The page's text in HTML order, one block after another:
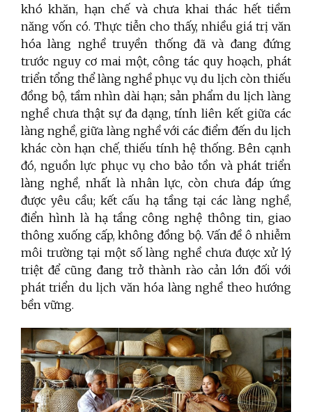
khó khăn, hạn chế và chưa khai thác hết tiềm
năng vốn có. Thực tiễn cho thấy, nhiều giá trị văn
hóa làng nghề truyền thống đã và đang đứng
trước nguy cơ mai một, công tác quy hoạch, phát
triển tổng thể làng nghề phục vụ du lịch còn thiếu
đồng bộ, tầm nhìn dài hạn; sản phẩm du lịch làng
nghề chưa thật sự đa dạng, tính liên kết giữa các
làng nghề, giữa làng nghề với các điểm đến du lịch
khác còn hạn chế, thiếu tính hệ thống. Bên cạnh
đó, nguồn lực phục vụ cho bảo tồn và phát triển
làng nghề, nhất là nhân lực, còn chưa đáp ứng
được yêu cầu; kết cấu hạ tầng tại các làng nghề,
điển hình là hạ tầng công nghệ thông tin, giao
thông xuống cấp, không đồng bộ. Vấn đề ô nhiễm
môi trường tại một số làng nghề chưa được xử lý
triệt để cũng đang trở thành rào cản lớn đối với
phát triển du lịch văn hóa làng nghề theo hướng
bền vững.